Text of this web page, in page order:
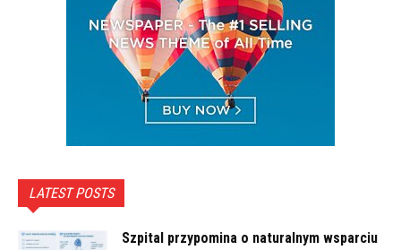
LATEST POSTS
Szpital przypomina o naturalnym wsparciu